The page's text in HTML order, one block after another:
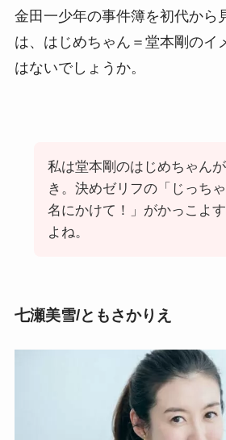
金田一少年の事件簿を初代から
は、はじめちゃん＝堂本剛のイ
はないでしょうか。
私は堂本剛のはじめちゃん
き。決めゼリフの「じっち
名にかけて！」がかっこよ
よね。
七瀬美雪/ともさかりえ